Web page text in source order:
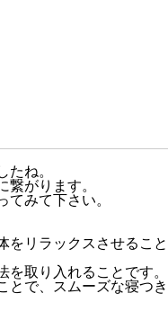
たね。
繋がります。
てみて下さい。
をリラックスさせること
取り入れることです。
とで、スムーズな寝つき